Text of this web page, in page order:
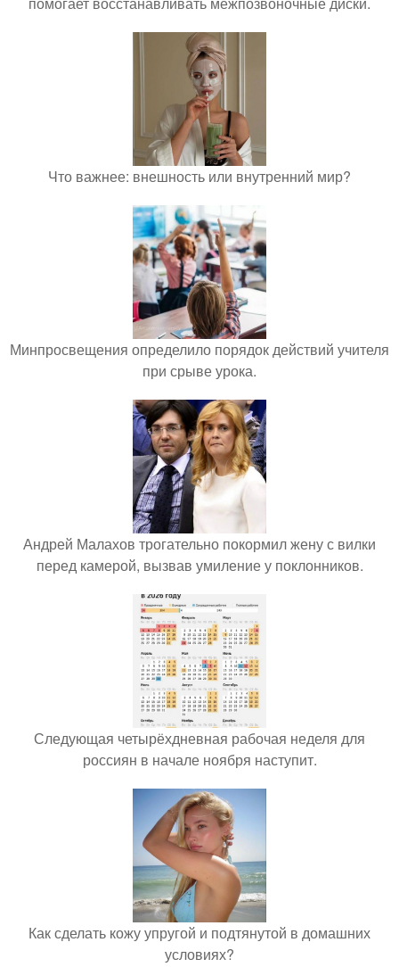
Что важнее: внешность или внутренний мир?
Минпросвещения определило порядок действий учителя
при срыве урока.
Андрей Малахов трогательно покормил жену с вилки
перед камерой, вызвав умиление у поклонников.
Следующая четырёхдневная рабочая неделя для
россиян в начале ноября наступит.
Как сделать кожу упругой и подтянутой в домашних
условиях?